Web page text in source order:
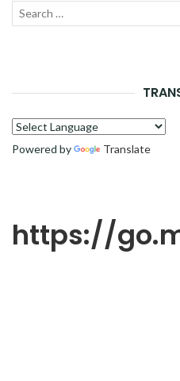
Recherche
Powered by Translate
https://